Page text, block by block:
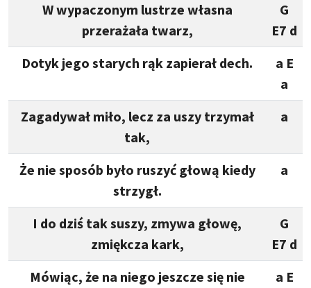
W wypaczonym lustrze własna
przerażała twarz,
G
E7 d
Dotyk jego starych rąk zapierał dech.
a E
a
Zagadywał miło, lecz za uszy trzymał
tak,
a
Że nie sposób było ruszyć głową kiedy
strzygł.
a
I do dziś tak suszy, zmywa głowę,
zmiękcza kark,
G
E7 d
Mówiąc, że na niego jeszcze się nie
a E